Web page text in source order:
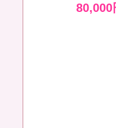
80,000